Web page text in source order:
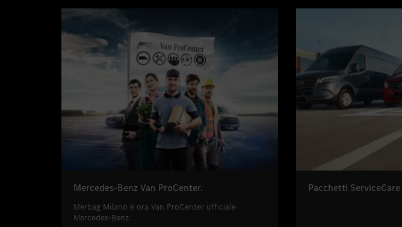
Mercedes-Benz Van ProCenter.
Merbag Milano è ora Van ProCenter ufficiale
Mercedes-Benz.
Pacchetti ServiceCare